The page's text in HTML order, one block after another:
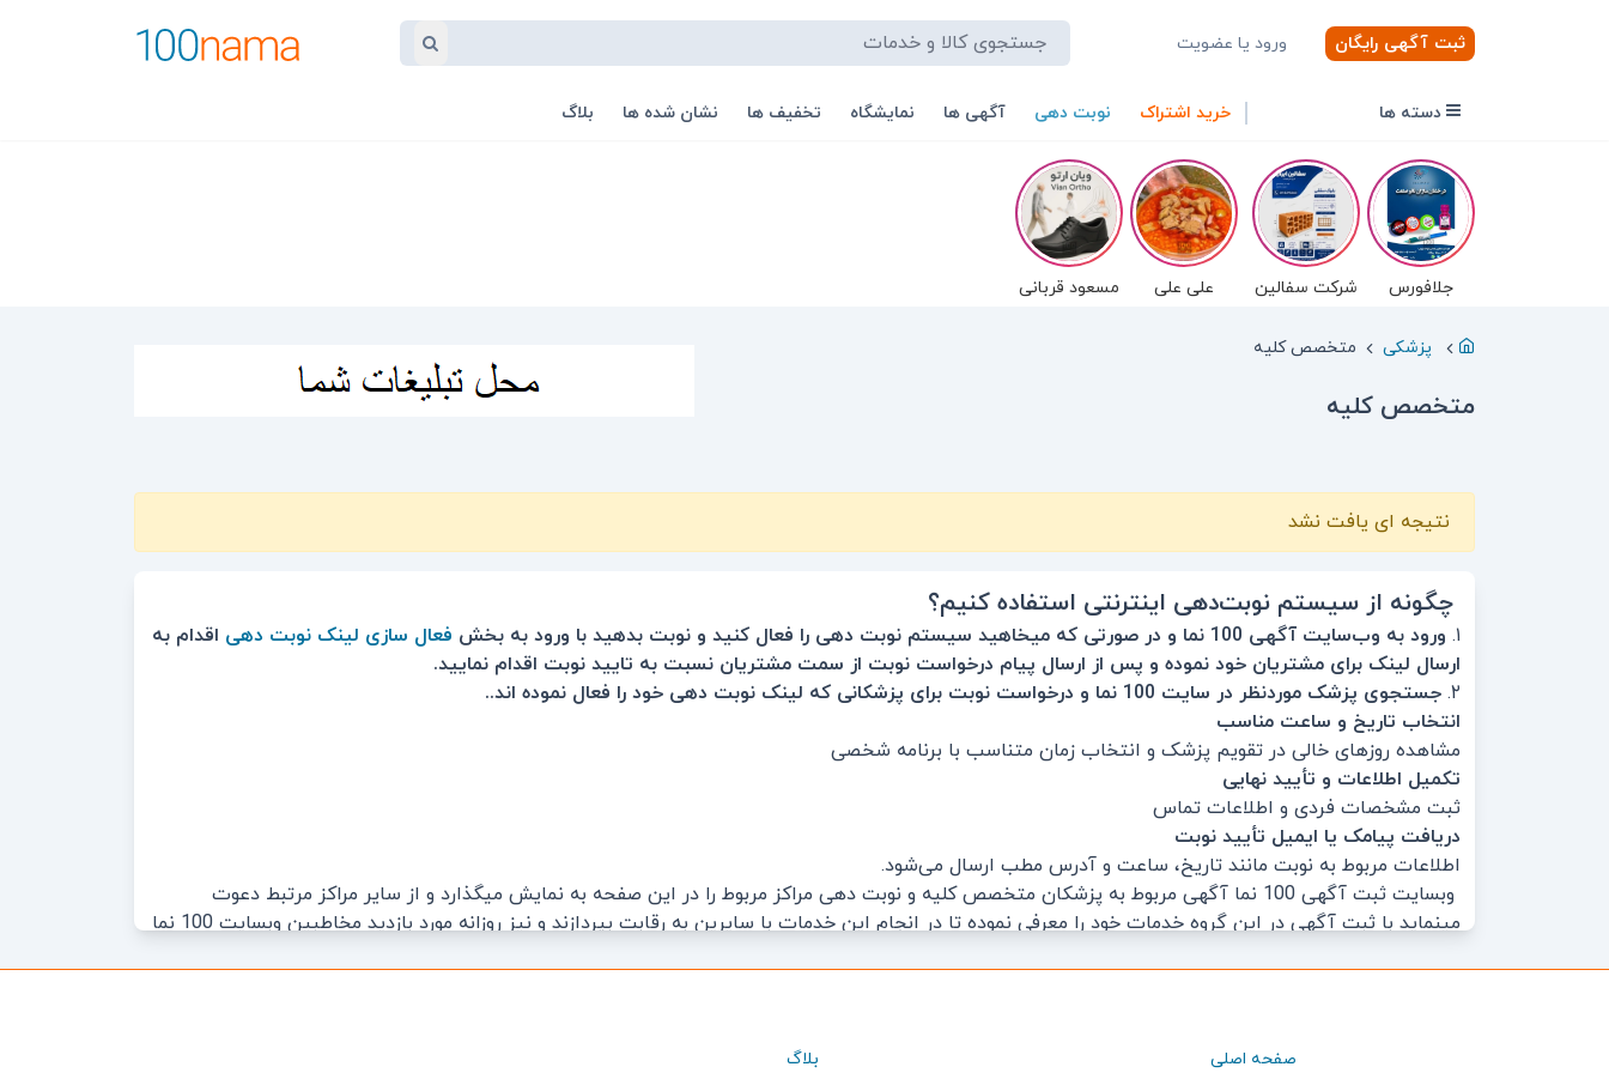
ثبت آگهی رایگان ورود یا عضویت
دسته ها خرید اشتراک نوبت دهی آگهی ها نمایشگاه تخفیف ها نشان شده ها بلاگ
جلافورس شرکت سفالین علی علی مسعود قربانی
پزشکی متخصص کلیه
متخصص کلیه
نتیجه ای یافت نشد
چگونه از سیستم نوبت‌دهی اینترنتی استفاده کنیم؟
۱. ورود به وب‌سایت آگهی 100 نما و در صورتی که میخاهید سیستم نوبت دهی را فعال کنید و نوبت بدهید با ورود به بخش فعال سازی لینک نوبت دهی اقدام به
ارسال لینک برای مشتریان خود نموده و پس از ارسال پیام درخواست نوبت از سمت مشتریان نسبت به تایید نوبت اقدام نمایید.
۲. جستجوی پزشک موردنظر در سایت 100 نما و درخواست نوبت برای پزشکانی که لینک نوبت دهی خود را فعال نموده اند..
انتخاب تاریخ و ساعت مناسب
مشاهده روزهای خالی در تقویم پزشک و انتخاب زمان متناسب با برنامه شخصی
تکمیل اطلاعات و تأیید نهایی
ثبت مشخصات فردی و اطلاعات تماس
دریافت پیامک یا ایمیل تأیید نوبت
اطلاعات مربوط به نوبت مانند تاریخ، ساعت و آدرس مطب ارسال می‌شود.
وبسایت ثبت آگهی 100 نما آگهی مربوط به پزشکان متخصص کلیه و نوبت دهی مراکز مربوط را در این صفحه به نمایش میگذارد و از سایر مراکز مرتبط دعوت
مینماید با ثبت آگهی در این گروه خدمات خود را معرفی نموده تا در انجام این خدمات با سایرین به رقابت بپردازند و نیز روزانه مورد بازدید مخاطبین وبسایت 100 نما
صفحه اصلی بلاگ